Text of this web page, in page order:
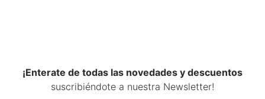
¡Enterate de todas las novedades y descuentos
suscribiéndote a nuestra Newsletter!